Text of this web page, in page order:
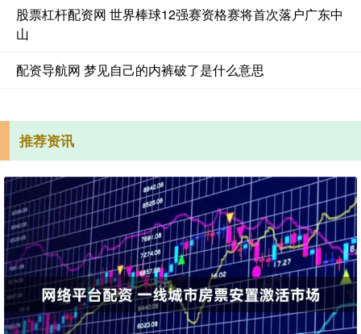
股票杠杆配资网 世界棒球12强赛资格赛将首次落户广东中
山
配资导航网 梦见自己的内裤破了是什么意思
推荐资讯